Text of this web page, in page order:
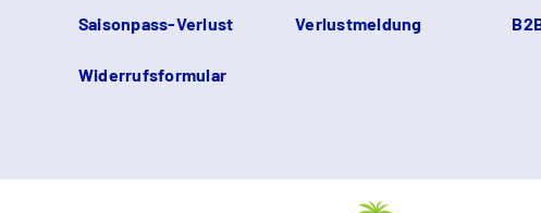
Saisonpass-Verlust Verlustmeldung
Widerrufsformular